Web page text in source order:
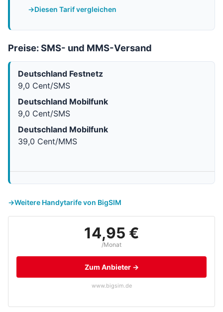
Diesen Tarif vergleichen
Preise: SMS- und MMS-Versand
Deutschland Festnetz
9,0 Cent/SMS
Deutschland Mobilfunk
9,0 Cent/SMS
Deutschland Mobilfunk
39,0 Cent/MMS
Weitere Handytarife von BigSIM
14,95 €
/Monat
Zum Anbieter →
www.bigsim.de